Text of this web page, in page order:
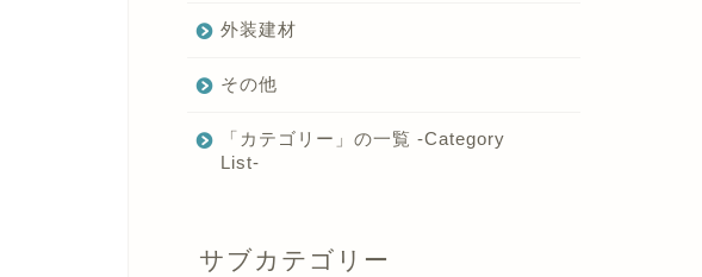
外装建材
その他
「カテゴリー」の一覧 -Category
List-
サブカテゴリー